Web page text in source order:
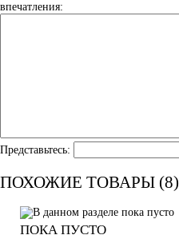
впечатления:
Представьтесь:
ПОХОЖИЕ ТОВАРЫ (8)
ПОКА ПУСТО